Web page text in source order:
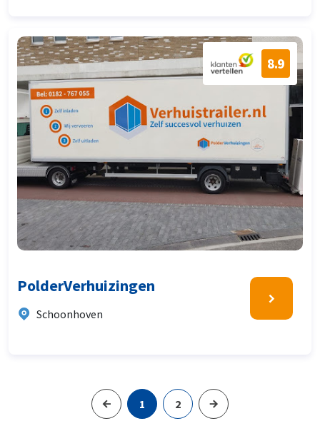
8.9
PolderVerhuizingen
Schoonhoven
1 2